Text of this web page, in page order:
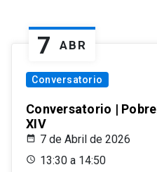
7 ABR
Conversatorio
Conversatorio |
XIV
7 de Abril de 2026
13:30 a 14:50